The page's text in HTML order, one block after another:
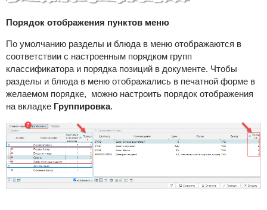
Порядок отображения пунктов меню
По умолчанию разделы и блюда в меню отображаются в
соответствии с настроенным порядком групп
классификатора и порядка позиций в документе. Чтобы
разделы и блюда в меню отображались в печатной форме в
желаемом порядке, можно настроить порядок отображения
на вкладке Группировка.